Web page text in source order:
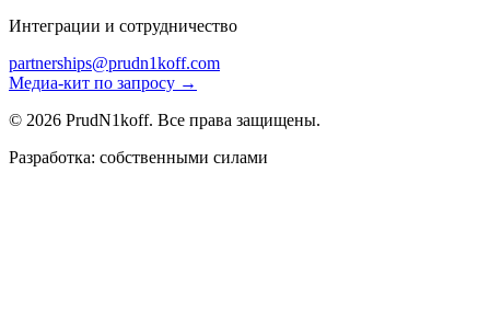
Интеграции и сотрудничество
partnerships@prudn1koff.com
Медиа-кит по запросу →
© 2026 PrudN1koff. Все права защищены.
Разработка: собственными силами